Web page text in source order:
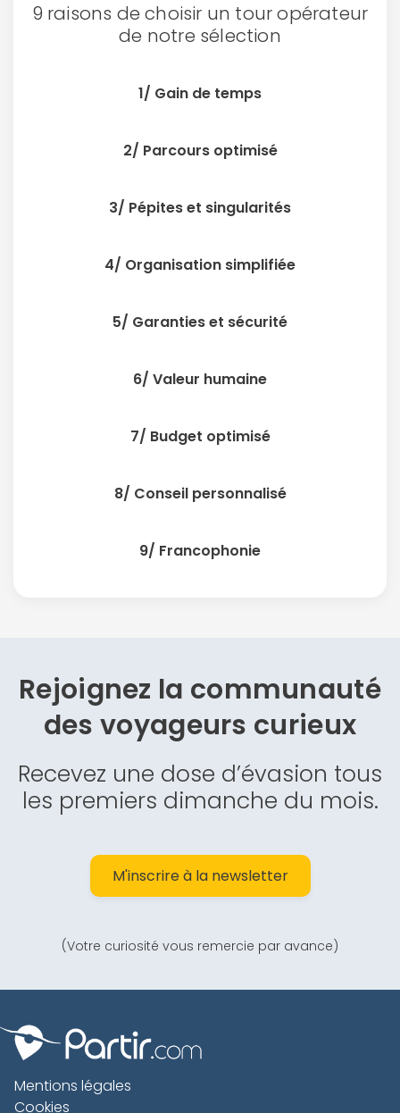
9 raisons de choisir un tour opérateur
de notre sélection
1/ Gain de temps
2/ Parcours optimisé
3/ Pépites et singularités
4/ Organisation simplifiée
5/ Garanties et sécurité
6/ Valeur humaine
7/ Budget optimisé
8/ Conseil personnalisé
9/ Francophonie
Rejoignez la communauté
desvoyageurs curieux
Recevez une dose d’évasion tous
les premiers dimanche du mois.
M'inscrire à la newsletter
(Votre curiosité vous remercie par avance)
Mentions légales
Cookies